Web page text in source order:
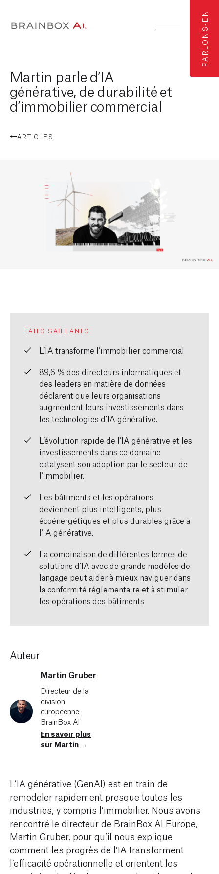
PARLONS-EN
Martin parle d’IA
générative, de durabilité et
d’immobilier commercial
ARTICLES
FAITS SAILLANTS
L’IA transforme l’immobilier commercial
89,6 % des directeurs informatiques et
des leaders en matière de données
déclarent que leurs organisations
augmentent leurs investissements dans
les technologies d’IA générative.
L’évolution rapide de l’IA générative et les
investissements dans ce domaine
catalysent son adoption par le secteur de
l’immobilier.
Les bâtiments et les opérations
deviennent plus intelligents, plus
écoénergétiques et plus durables grâce à
l’IA générative.
La combinaison de différentes formes de
solutions d’IA avec de grands modèles de
langage peut aider à mieux naviguer dans
la conformité réglementaire et à stimuler
les opérations des bâtiments
Auteur
Martin Gruber
Directeur de la
division
européenne,
BrainBox AI
En savoir plus
sur Martin →
L’IA générative (GenAI) est en train de
remodeler rapidement presque toutes les
industries, y compris l’immobilier. Nous avons
rencontré le directeur de BrainBox AI Europe,
Martin Gruber, pour qu’il nous explique
comment les progrès de l’IA transforment
l’efficacité opérationnelle et orientent les